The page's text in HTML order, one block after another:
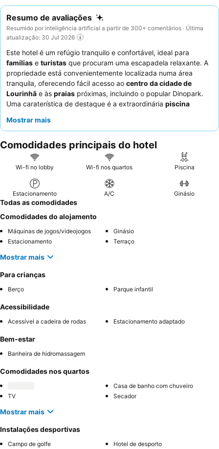
Resumo de avaliações
Resumido por inteligência artificial a partir de 300+ comentários · Última
atualização: 30 Jul 2026
Este hotel é um refúgio tranquilo e confortável, ideal para
famílias e turistas que procuram uma escapadela relaxante. A
propriedade está convenientemente localizada numa área
tranquila, oferecendo fácil acesso ao centro da cidade de
Lourinhã e às praias próximas, incluindo o popular Dinopark.
Uma caraterística de destaque é a extraordinária piscina
refrescante em qualquer clima. Os hóspedes elogiam
serviço de pequeno-almoço personalizado e exclusivo, que
permite a pré-seleção de itens e garante um início de dia
conveniente. Para um conforto ideal, considere reservar um dos
frequentemente elogiados pela sua condição impecável e
disposição inteligente.
Mostrar mais
Comodidades principais do hotel
Wi-fi no lobby Wi-fi nos quartos Piscina
Estacionamento A/C Ginásio
Todas as comodidades
Comodidades do alojamento
Máquinas de jogos/videojogos
Ginásio
Estacionamento
Terraço
Mostrar mais
Para crianças
Berço Parque infantil
Acessibilidade
Acessível a cadeira de rodas Estacionamento adaptado
Bem-estar
Banheira de hidromassagem
Comodidades nos quartos
Casa de banho com chuveiro
TV
Secador
Mostrar mais
Instalações desportivas
Campo de golfe Hotel de desporto